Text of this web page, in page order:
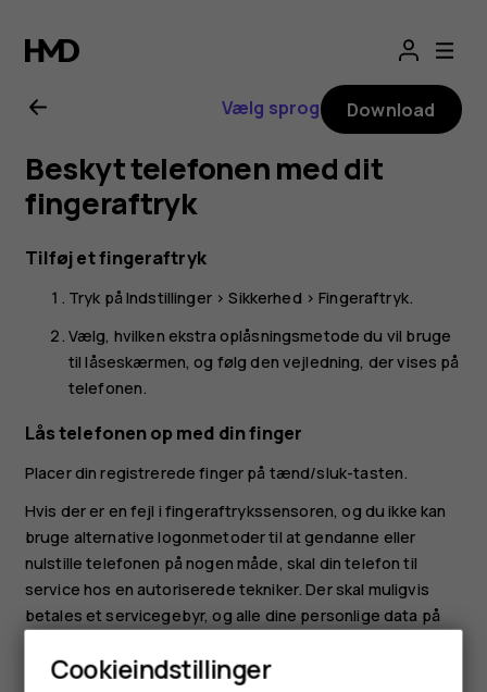
Brugervejledning
til
Nokia
G21
Vælg sprog Download
Beskyt telefonen med dit
fingeraftryk
Tilføj et fingeraftryk
Tryk påIndstillinger>Sikkerhed >Fingeraftryk.
Vælg, hvilken ekstra oplåsningsmetode du vil bruge
til låseskærmen, og følg den vejledning, der vises på
telefonen.
Lås telefonen op med din finger
Placer din registrerede finger på tænd/sluk-tasten.
Hvis der er en fejl i fingeraftrykssensoren, og du ikke kan
bruge alternative logonmetoder til at gendanne eller
nulstille telefonen på nogen måde, skal din telefon til
service hos en autoriserede tekniker. Der skal muligvis
betales et servicegebyr, og alle dine personlige data på
servicecenter for din telefon eller din telefonforhandler
Cookieindstillinger